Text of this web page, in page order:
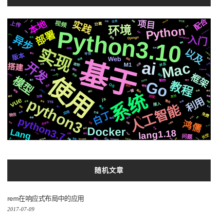
基于
使用
Python3.10
系统
ai
实现
Go
python3
Mac
人工智能
开发
环境
教程
Python
Docker
模型
部署
python3.7
异步
以及
利用
实践
入门
框架
lang1.18
本地
白丁 鸿儒
项目
Lang
搭建
配合
vue
Web
版本
M1
视频
问题
上传
js
接入
分离
微信 免费
长空
OS
一键
进阶
Django
平台
并发
制作
一个
并且
应用
TTS 整合
克隆 支付
任务
api
前后
检测
微软
基础
2020
国内
后端
深度
编程
记录
通过
新版
svg
生成
运行
结构
自动化
音色
响应
ffmpeg
compose
原生
芯片
Silicon
Tornado6
各种
存储
遇到
统一
CSS3
github
切换 动画
合成
爬虫
属于 情况
协议
io
聊天
Pytorch
MacOs
页面
https
快速
支付宝
简历
识别
布局
Tornado
个性化
集群
流程
声音
可用
机制
社交
数据
centos
推送
需要
格式
字幕
Apple
变量
推荐
celery
场景
阻塞
镜像
EP01
Azure
函数
通信
自定义
关键字
公司
事件
Tornado5.1
递归
EP02
认证
js2.0
发布
换脸
Linux
js2.6
云端
随机文章
rem在响应式布局中的应用
2017-07-09